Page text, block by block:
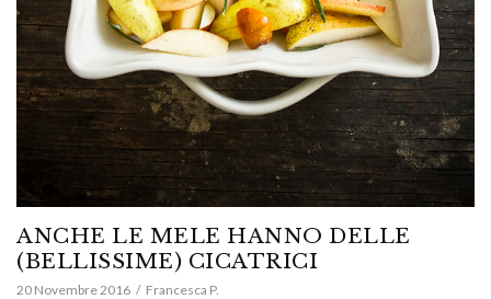
ANCHE LE MELE HANNO DELLE
(BELLISSIME) CICATRICI
20 Novembre 2016 Francesca P.